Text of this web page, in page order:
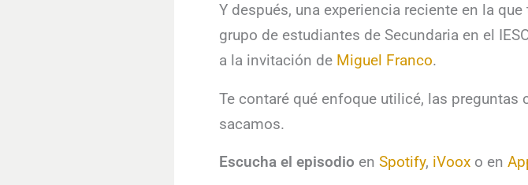
Y después, una experiencia reciente en la
grupo de estudiantes de Secundaria en el
a la invitación de Miguel Franco.
Te contaré qué enfoque utilicé, las
sacamos.
Escucha el episodio en Spotify, iVoox o en